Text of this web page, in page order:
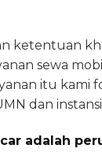
ketentuan
sewa
itu kami
dan
adalah